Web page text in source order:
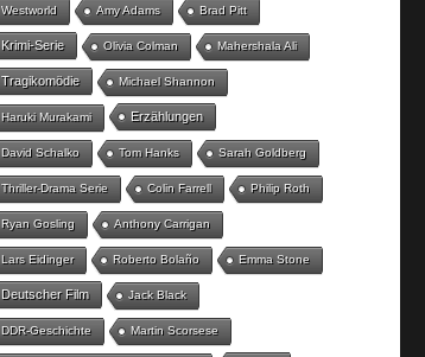
Westworld Amy Adams Brad Pitt
Krimi-Serie Olivia Colman Mahershala Ali
Tragikomödie Michael Shannon
Haruki Murakami Erzählungen
David Schalko Tom Hanks Sarah Goldberg
Thriller-Drama Serie Colin Farrell Philip Roth
Ryan Gosling Anthony Carrigan
Lars Eidinger Roberto Bolaño Emma Stone
Deutscher Film Jack Black
DDR-Geschichte Martin Scorsese